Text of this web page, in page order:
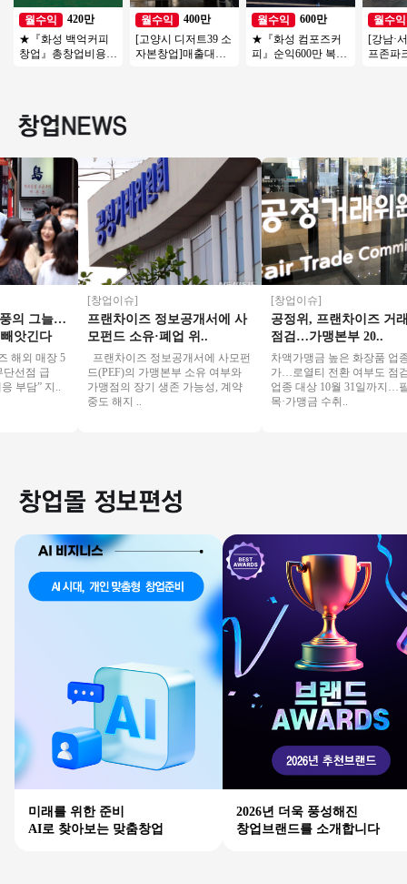
월수익
420만
★『화성 백억커피
창업』총창업비용 1
월수익
400만
[고양시 디저트39 소
자본창업]매출대비
월수익
600만
★『화성 컴포즈커
피』순익600만 복합
월수익
[강남·
프존파
그늘…
긴다
매장 5
점 급
담” 지..
[창업이슈]
프랜차이즈 정보공개서에 사
모펀드 소유·폐업 위..
프랜차이즈 정보공개서에 사모펀
드(PEF)의 가맹본부 소유 여부와
가맹점의 장기 생존 가능성, 계약
중도 해지 ..
[창업이슈]
공정위, 프랜차이즈 거래관
점검…가맹본부 20..
차액가맹금 높은 화장품 업종 추
가…로열티 전환 여부도 점검
업종 대상 10월 31일까지…필수
목·가맹금 수취..
미래를 위한 준비
AI로 찾아보는 맞춤창업
2026년 더욱 풍성해진
창업브랜드를 소개합니다